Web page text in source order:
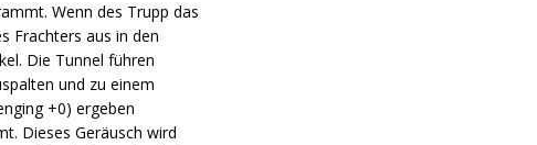
Wenn des Trupp das
Frachters aus in den
Die Tunnel führen
und zu einem
+0) ergeben
Dieses Geräusch wird